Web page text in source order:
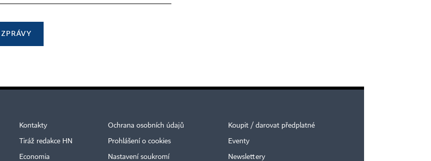
Kontakty
Tiráž redakce HN
Economia
Ochrana osobních údajů
Prohlášení o cookies
Nastavení soukromí
Koupit / darovat předplatné
Eventy
Newslettery